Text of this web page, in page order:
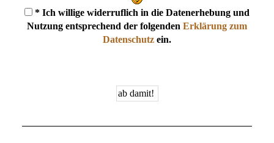
* Ich willige widerruflich in die Datenerhebung und
Nutzung entsprechend der folgenden Erklärung zum
Datenschutz ein.